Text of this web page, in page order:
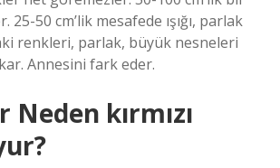
25-50 cm’lik mesafede ışığı, parlak
renkleri, parlak, büyük nesneleri
Annesini fark eder.
Neden kırmızı